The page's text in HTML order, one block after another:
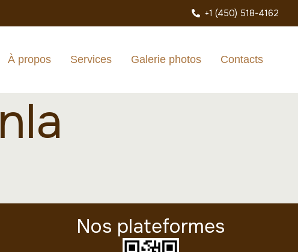
+1 (450) 518-4162
À propos Services Galerie photos Contacts
Nos plateformes